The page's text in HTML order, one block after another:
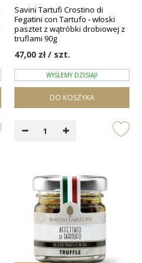
Savini Tartufi Crostino di
Fegatini con Tartufo - włoski
pasztet z wątróbki drobiowej z
truflami 90g
47,00 zł / szt.
WYŚLEMY DZISIAJ!
DO KOSZYKA